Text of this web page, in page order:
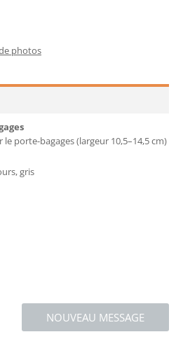
photos
porte-bagages (largeur 10,5–14,5 cm)
gris
NOUVEAU MESSAGE